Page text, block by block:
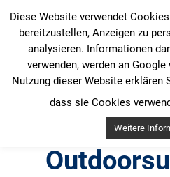
Inhalt
springen
Diese Website verwendet
bereitzustellen, Anzeigen zu
analysieren. Informationen
verwenden, werden an
Nutzung dieser Website erklären
dass sie Cookies
Weitere